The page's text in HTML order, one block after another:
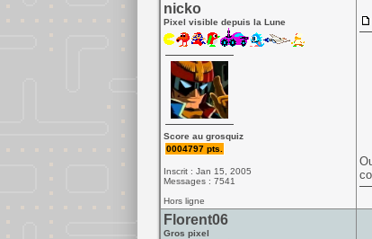
nicko
Pixel visible depuis la Lune
Score au grosquiz
0004797 pts.
Inscrit : Jan 15, 2005
Messages : 7541
Hors ligne
Florent06
Gros pixel